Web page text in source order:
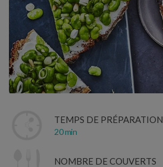
TEMPS DE PRÉPARATION
20 min
NOMBRE DE COUVERTS